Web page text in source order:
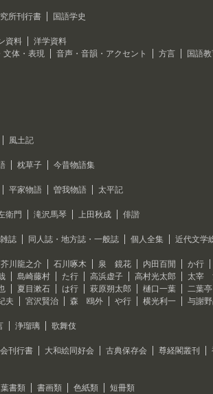
所刊行書
国語学史
資料
洋学資料
文体・表現 音声・音韻・アクセント 方言
国語
風土記
枕草子
今昔物語集
平家物語 曽我物語
太平記
衛門 滝沢馬琴 上田秋成
俳諧
誌 同人誌・地方誌・一般誌 個人全集
近代文学
芥川龍之介 石川啄木 泉 鏡花 内田百閒
か行
島崎藤村 た行 高浜虚子 高村光太郎
太宰
夏目漱石 は行 萩原朔太郎 樋口一葉
二葉
夫 宮沢賢治 森 鴎外 や行 横光利一
与謝
浄瑠璃
歌舞伎
刊行書 大和絵同好会 古典保存会 尊経閣叢刊
葉書類 書画類 色紙類
短冊類